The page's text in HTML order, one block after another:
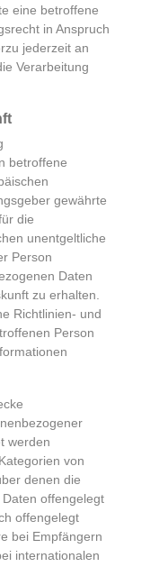
eine betroffene
in Anspruch
jederzeit an
Verarbeitung
betroffene
gewährte
die
unentgeltliche
Person
Daten
zu erhalten.
Richtlinien- und
Person
werden
von
denen die
offengelegt
offengelegt
bei Empfängern
internationalen